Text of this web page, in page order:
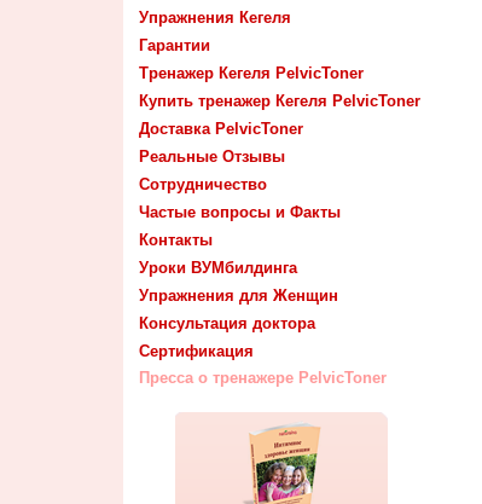
Упражнения Кегеля
Гарантии
Тренажер Кегеля PelvicToner
Купить тренажер Кегеля PelvicToner
Доставка PelvicToner
Реальные Отзывы
Сотрудничество
Частые вопросы и Факты
Контакты
Уроки ВУМбилдинга
Упражнения для Женщин
Консультация доктора
Сертификация
Пресса о тренажере PelvicToner